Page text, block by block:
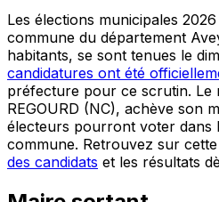
Les élections municipales
commune du département
habitants, se sont tenues le
candidatures ont été
préfecture pour ce scrutin. Le
REGOURD (NC), achève son
électeurs pourront voter dans
commune. Retrouvez sur
des candidats et les résultats